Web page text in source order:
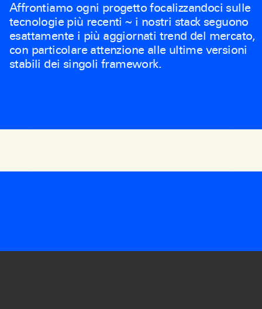
Affrontiamo ogni progetto focalizzandoci sulle
tecnologie più recenti ~ i nostri stack seguono
esattamente i più aggiornati trend del mercato,
con particolare attenzione alle ultime versioni
stabili dei singoli framework.